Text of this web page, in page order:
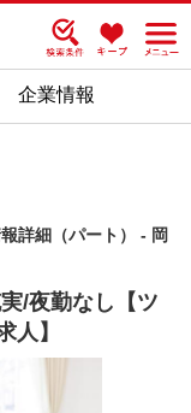
企業情報
詳細（パート） - 岡
/夜勤なし【ツ
人】